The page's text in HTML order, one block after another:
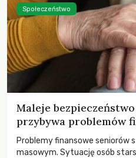
Maleje
przybywa problemów
Problemy finansowe seniorów
masowym. Sytuację osób
Społeczeństwo